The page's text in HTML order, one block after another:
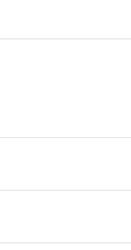
同意のうえご
10物質）の非
物質）の非含
（10物質）の
形物で、有害
部品としてい